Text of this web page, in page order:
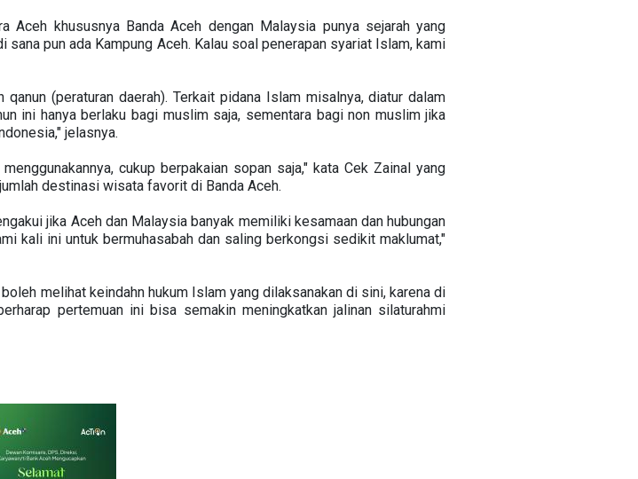
Aceh khususnya Banda Aceh dengan Malaysia punya sejarah yang
sana pun ada Kampung Aceh. Kalau soal penerapan syariat Islam, kami
(peraturan daerah). Terkait pidana Islam misalnya, diatur dalam
ini hanya berlaku bagi muslim saja, sementara bagi non muslim jika
jelasnya.
cukup berpakaian sopan saja," kata Cek Zainal yang
destinasi wisata favorit di Banda Aceh.
jika Aceh dan Malaysia banyak memiliki kesamaan dan hubungan
kali ini untuk bermuhasabah dan saling berkongsi sedikit maklumat,"
melihat keindahn hukum Islam yang dilaksanakan di sini, karena di
pertemuan ini bisa semakin meningkatkan jalinan silaturahmi